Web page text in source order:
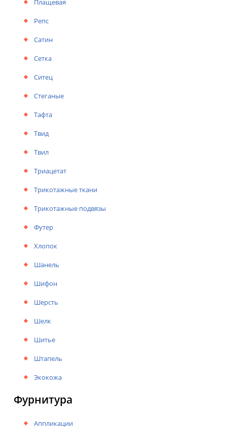
Плащевая
Репс
Сатин
Сетка
Ситец
Стеганые
Тафта
Твид
Твил
Триацетат
Трикотажные ткани
Трикотажные подвязы
Футер
Хлопок
Шанель
Шифон
Шерсть
Шелк
Шитье
Штапель
Экокожа
Фурнитура
Аппликации